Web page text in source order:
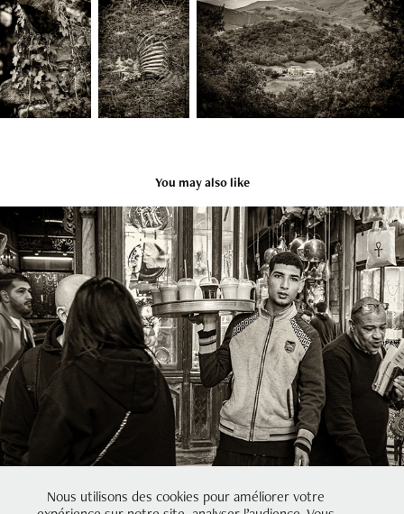
You may also like
LES EGYPTIENS
2026
Nous utilisons des cookies pour améliorer votre